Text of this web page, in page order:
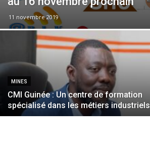
11 novembre 2019
MINES
CMI Guinée : Un centre de formation
spécialisé dans les métiers industriels